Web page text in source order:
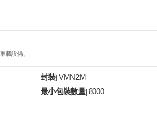
載設備。
封裝 VMN2M
最小包裝數量| 8000